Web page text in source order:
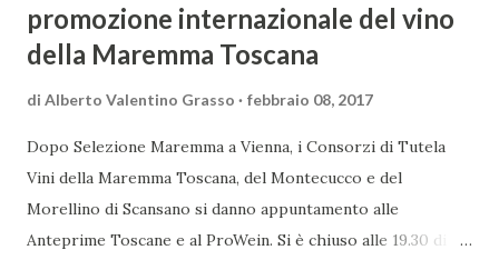
promozione internazionale del vino
della Maremma Toscana
di Alberto Valentino Grasso febbraio 08, 2017
Dopo Selezione Maremma a Vienna, i Consorzi di Tutela
Vini della Maremma Toscana, del Montecucco e del
Morellino di Scansano si danno appuntamento alle
Anteprime Toscane e al ProWein. Si è chiuso alle 19.30 di